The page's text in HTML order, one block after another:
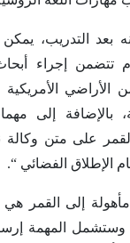
بعد التدريب،
تتضمن إجراء
الأراضي
بالإضافة إلى
على متن وكالة
الإطلاق الفضائي “.
في عام 2024، وستشمل